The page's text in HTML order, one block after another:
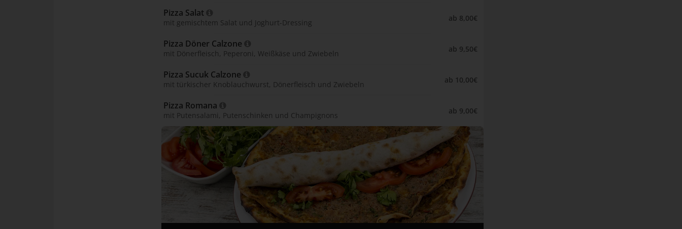
Pizza Salat
mit gemischtem Salat und Joghurt-Dressing ab 8,00€
Pizza Döner Calzone
mit Dönerfleisch, Peperoni, Weißkäse und Zwiebeln ab 9,50€
Pizza Sucuk Calzone
mit türkischer Knoblauchwurst, Dönerfleisch und Zwiebeln ab 10,00€
Pizza Romana
mit Putensalami, Putenschinken und Champignons ab 9,00€